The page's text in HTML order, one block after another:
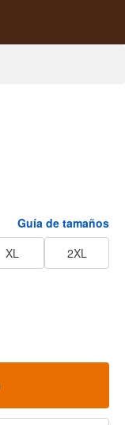
Guía de tamaños
XL
2XL